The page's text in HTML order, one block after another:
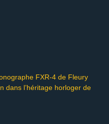
FXR-4 de Fleury
dans l’héritage horloger de